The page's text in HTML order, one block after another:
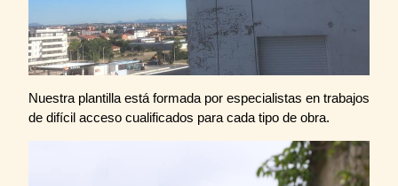
Nuestra plantilla está formada por especialistas en trabajos
de difícil acceso cualificados para cada tipo de obra.